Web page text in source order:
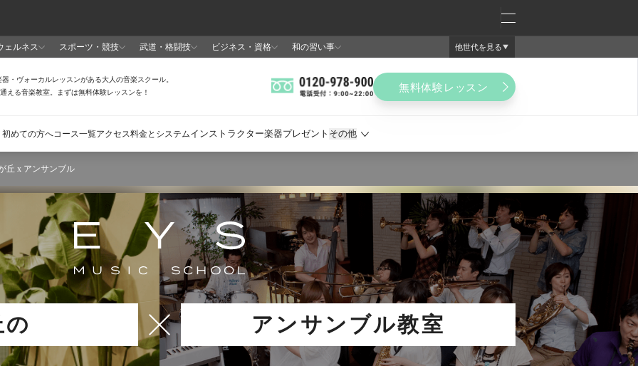
丘 x アンサンブル
の アンサンブル教室